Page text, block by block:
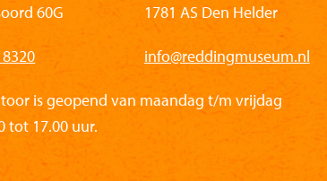
60G 1781 AS Den Helder
info@reddingmuseum.nl
is geopend van maandag t/m vrijdag
tot 17.00 uur.